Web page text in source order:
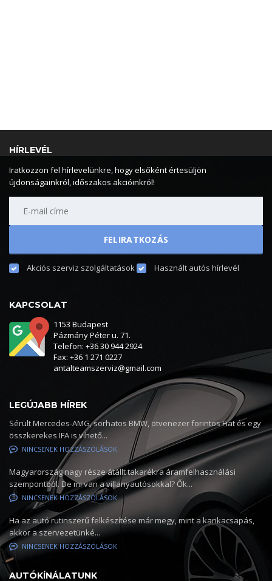
HÍRLEVÉL
Iratkozzon fel hírlevelünkre, hogy elsőként értesüljön
újdonságainkról, időszakos akcióinkról!
Akciós szerviz szolgáltatások Használt autós hírlevél
KAPCSOLAT
1153 Budapest
Pázmány Péter u. 71.
Telefon: +36 30 944 2924
Fax: +36 1 271 0227
antalteamszerviz@gmail.com
LEGÚJABB HÍREK
Sérült Mercedes-AMG, sorhatos BMW, ötvenezer forintos Fiat és egy
összkerekes IFA is vihető...
NINCSENEK HOZZÁSZÓLÁSOK
Magyarország nagy része átállt takarékra áramfelhasználási
szempontból. De mi van a villanyautósokkal? Ők...
NINCSENEK HOZZÁSZÓLÁSOK
Ha az autó rutinszerű felkészítése már megy, mint a karikacsapás,
akkor a szervezetünké...
NINCSENEK HOZZÁSZÓLÁSOK
AUTÓKÍNÁLATUNK